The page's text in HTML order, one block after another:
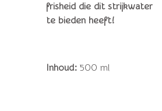
frisheid die dit strijkwater
te bieden heeft!
Inhoud: 500 ml